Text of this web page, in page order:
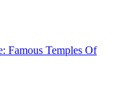
Famous Temples Of